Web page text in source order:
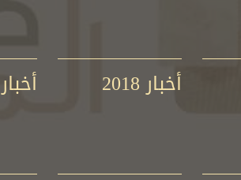
أخبار 2018 أخبار 2019